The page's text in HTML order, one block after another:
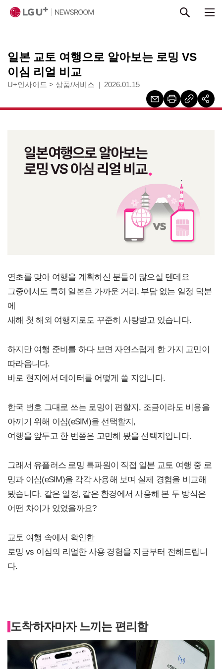
일본 교토 여행으로 알아보는 로밍 VS
이심 리얼 비교
U+인사이드 > 상품/서비스 2026.01.15
연초를 맞아 여행을 계획하신 분들이 많으실 텐데요
그중에서도 특히 일본은 가까운 거리, 부담 없는 일정 덕분
에
새해 첫 해외 여행지로도 꾸준히 사랑받고 있습니다.
하지만 여행 준비를 하다 보면 자연스럽게 한 가지 고민이
따라옵니다.
바로 현지에서 데이터를 어떻게 쓸 지입니다.
한국 번호 그대로 쓰는 로밍이 편할지, 조금이라도 비용을
아끼기 위해 이심(eSIM)을 선택할지,
여행을 앞두고 한 번쯤은 고민해 봤을 선택지입니다.
그래서 유플러스 로밍 특파원이 직접 일본 교토 여행 중 로
밍과 이심(eSIM)을 각각 사용해 보며 실제 경험을 비교해
봤습니다. 같은 일정, 같은 환경에서 사용해 본 두 방식은
어떤 차이가 있었을까요?
교토 여행 속에서 확인한
로밍 vs 이심의 리얼한 사용 경험을 지금부터 전해드립니
다.
도착하자마자 느끼는 편리함